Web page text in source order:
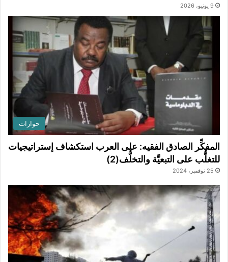
9 يونيو، 2026
حوارات
المفكِّر الصادق الفقيه: على العرب استكشاف إستراتيجيات
للتغلُّب على التبعيَّة والتخلُّف(2)
25 نوفمبر، 2024